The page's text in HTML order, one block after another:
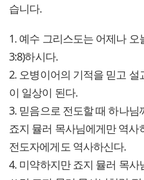
습니다.
1. 예수 그리스도는 어제나 오
3:8)하시다.
2. 오병이어의 기적을 믿고
이 일상이 된다.
3. 믿음으로 전도할 때 하나
죠지 뮬러 목사님에게만 역사
전도자에게도 역사하신다.
4. 미약하지만 죠지 뮬러 목